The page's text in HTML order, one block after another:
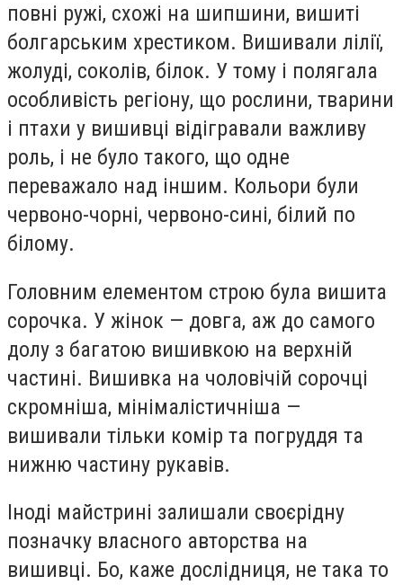
повні ружі, схожі на шипшини, вишиті
болгарським хрестиком. Вишивали лілії,
жолуді, соколів, білок. У тому і полягала
особливість регіону, що рослини, тварини
і птахи у вишивці відігравали важливу
роль, і не було такого, що одне
переважало над іншим. Кольори були
червоно-чорні, червоно-сині, білий по
білому.
Головним елементом строю була вишита
сорочка. У жінок — довга, аж до самого
долу з багатою вишивкою на верхній
частині. Вишивка на чоловічій сорочці
скромніша, мінімалістичніша —
вишивали тільки комір та погруддя та
нижню частину рукавів.
Іноді майстрині залишали своєрідну
позначку власного авторства на
вишивці. Бо, каже дослідниця, не така то